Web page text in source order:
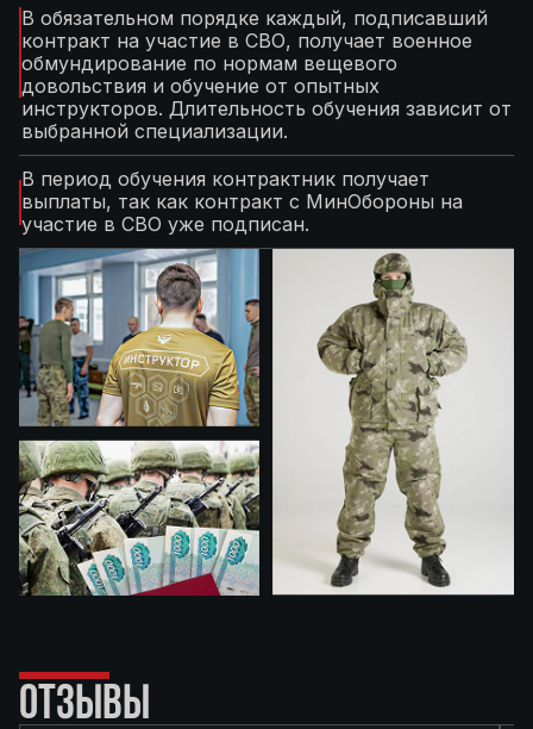
В обязательном порядке каждый, подписавший
контракт на участие в СВО, получает военное
обмундирование по нормам вещевого
довольствия и обучение от опытных
инструкторов. Длительность обучения зависит от
выбранной специализации.
В период обучения контрактник получает
выплаты, так как контракт с МинОбороны на
участие в СВО уже подписан.
ОТЗЫВЫ